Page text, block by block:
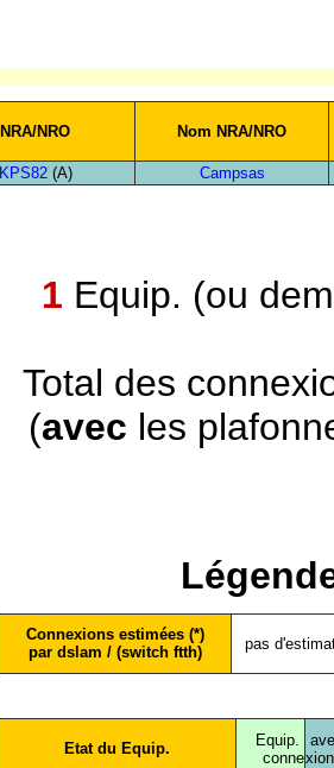
NRA/NRO Nom NRA/NRO
KPS82(A) Campsas
1 Equip. (ou
Total des
(avec les
Connexions estimées (*)
par dslam / (switch ftth)
pas
Etat du Equip.
Equip.
conne